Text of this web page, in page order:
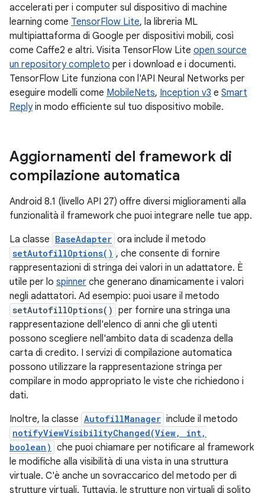
accelerati per i computer sul dispositivo di machine
learning come TensorFlow Lite, la libreria ML
multipiattaforma di Google per dispositivi mobili, così
come Caffe2 e altri. Visita TensorFlow Lite open source
un repository completo per i download e i documenti.
TensorFlow Lite funziona con l'API Neural Networks per
eseguire modelli come MobileNets, Inception v3 e Smart
Replyin modo efficiente sul tuo dispositivo mobile.
Aggiornamenti del framework di
compilazione automatica
Android 8.1 (livello API 27) offre diversi miglioramenti alla
funzionalità il framework che puoi integrare nelle tue app.
La classe BaseAdapter ora include il metodo
setAutofillOptions() , che consente di fornire
rappresentazioni di stringa dei valori in un adattatore. È
utile per lo spinner che generano dinamicamente i valori
negli adattatori. Ad esempio: puoi usare il metodo
setAutofillOptions() per fornire una stringa una
rappresentazione dell'elenco di anni che gli utenti
possono scegliere nell'ambito data di scadenza della
carta di credito. I servizi di compilazione automatica
possono utilizzare la rappresentazione stringa per
compilare in modo appropriato le viste che richiedono i
dati.
Inoltre, la classe AutofillManager include il metodo
notifyViewVisibilityChanged(View, int,
boolean) che puoi chiamare per notificare al framework
le modifiche alla visibilità di una vista in una struttura
virtuale. C'è anche un sovraccarico del metodo per di
strutture virtuali. Tuttavia, le strutture non virtuali di solito